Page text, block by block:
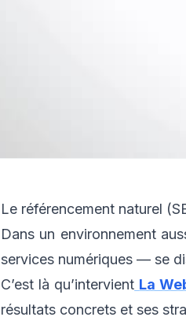
Le référencement naturel
Dans un environnement
services numériques — se
C’est là qu’intervient La
résultats concrets et ses